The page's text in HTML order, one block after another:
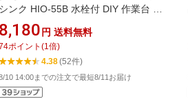
シンク HIO-55B 水栓付 DIY 作業台 収
納棚付 庭 外付けシンク 高さ キッチン
台所 栓 屋外 簡易 シンク タオル掛け
ホース 蛇口付 高さ調節 調理台 業務用
簡単 おしゃれ 業務用シンク キッチン
ンク
8,180 円 送料無料
ポイント (1倍)
4.38(52件)
10 14:00までの注文で最短8/11お届け